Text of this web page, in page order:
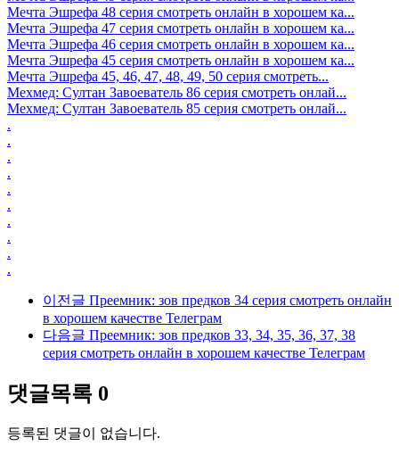
Мечта Эшрефа 48 серия смотреть онлайн в хорошем ка...
Мечта Эшрефа 47 серия смотреть онлайн в хорошем ка...
Мечта Эшрефа 46 серия смотреть онлайн в хорошем ка...
Мечта Эшрефа 45 серия смотреть онлайн в хорошем ка...
Мечта Эшрефа 45, 46, 47, 48, 49, 50 серия смотреть...
Мехмед: Султан Завоеватель 86 серия смотреть онлай...
Мехмед: Султан Завоеватель 85 серия смотреть онлай...
.
.
.
.
.
.
.
.
.
.
이전글 Преемник: зов предков 34 серия смотреть онлайн
в хорошем качестве Телеграм
다음글 Преемник: зов предков 33, 34, 35, 36, 37, 38
серия смотреть онлайн в хорошем качестве Телеграм
댓글목록 0
등록된 댓글이 없습니다.